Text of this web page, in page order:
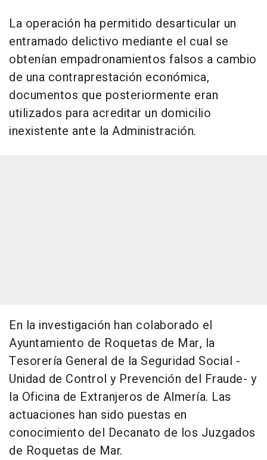
La operación ha permitido desarticular un
entramado delictivo mediante el cual se
obtenían empadronamientos falsos a cambio
de una contraprestación económica,
documentos que posteriormente eran
utilizados para acreditar un domicilio
inexistente ante la Administración.
En la investigación han colaborado el
Ayuntamiento de Roquetas de Mar, la
Tesorería General de la Seguridad Social -
Unidad de Control y Prevención del Fraude- y
la Oficina de Extranjeros de Almería. Las
actuaciones han sido puestas en
conocimiento del Decanato de los Juzgados
de Roquetas de Mar.